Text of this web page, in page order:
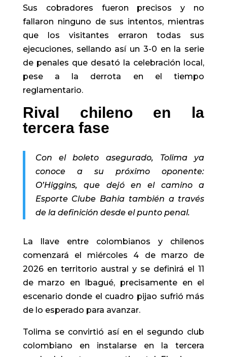
Sus cobradores fueron precisos y no
fallaron ninguno de sus intentos, mientras
que los visitantes erraron todas sus
ejecuciones, sellando así un 3-0 en la serie
de penales que desató la celebración local,
pese a la derrota en el tiempo
reglamentario.
Rival chileno en la
tercera fase
Con el boleto asegurado, Tolima ya
conoce a su próximo oponente:
O’Higgins, que dejó en el camino a
Esporte Clube Bahia también a través
de la definición desde el punto penal.
La llave entre colombianos y chilenos
comenzará el miércoles 4 de marzo de
2026 en territorio austral y se definirá el 11
de marzo en Ibagué, precisamente en el
escenario donde el cuadro pijao sufrió más
de lo esperado para avanzar.
Tolima se convirtió así en el segundo club
colombiano en instalarse en la tercera